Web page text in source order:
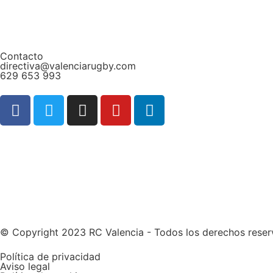
Contacto
directiva@valenciarugby.com
629 653 993
© Copyright 2023 RC Valencia - Todos los derechos
Política de privacidad
Aviso legal